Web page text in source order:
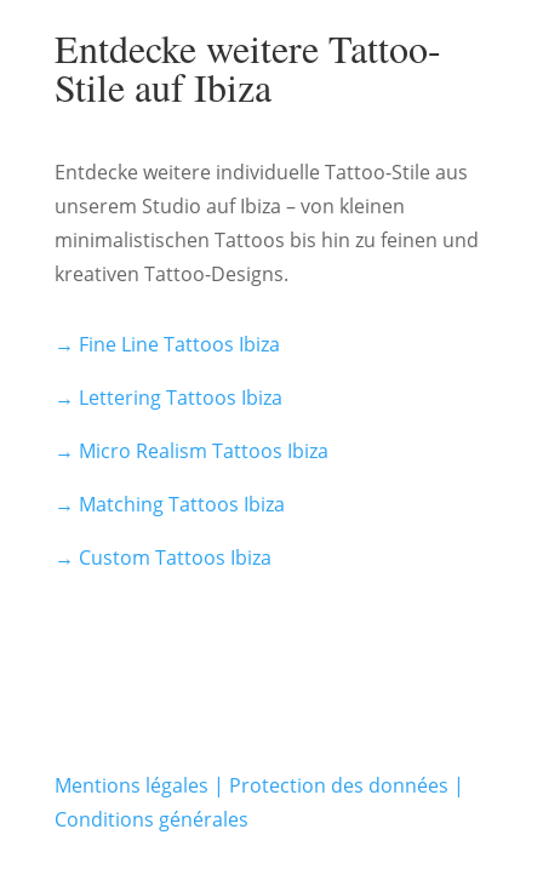
Entdecke weitere Tattoo-
Stile auf Ibiza
Entdecke weitere individuelle Tattoo-Stile aus
unserem Studio auf Ibiza – von kleinen
minimalistischen Tattoos bis hin zu feinen und
kreativen Tattoo-Designs.
→ Fine Line Tattoos Ibiza
→ Lettering Tattoos Ibiza
→ Micro Realism Tattoos Ibiza
→ Matching Tattoos Ibiza
→ Custom Tattoos Ibiza
Mentions légales | Protection des données |
Conditions générales